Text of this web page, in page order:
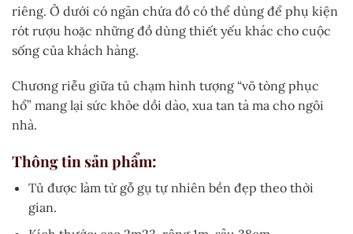
riêng. Ở dưới có ngăn chứa đồ có thể dùng để phụ kiện
rót rượu hoặc những đồ dùng thiết yếu khác cho cuộc
sống của khách hàng.
Chương riễu giữa tủ chạm hình tượng “võ tòng phục
hổ” mang lại sức khỏe dồi dào, xua tan tà ma cho ngôi
nhà.
Thông tin sản phẩm:
Tủ được làm từ gỗ gụ tự nhiên bền đẹp theo thời
gian.